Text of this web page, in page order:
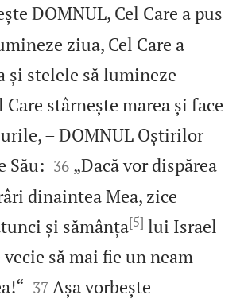
DOMNUL, Cel Care a pus
ziua, Cel Care a
și stelele să lumineze
Care stârnește marea și face
– DOMNUL Oștirilor
Său: 

36 „Dacă vor dispărea
dinaintea Mea, zice
și sămânța[5] lui Israel
să mai fie un neam


37 Așa vorbește